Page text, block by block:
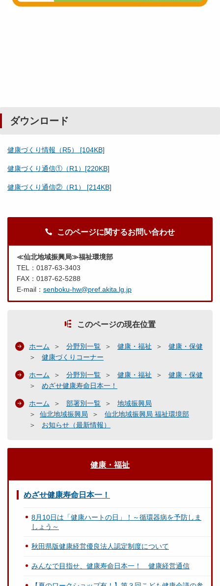
ダウンロード
健康づくり情報（R5） [104KB]
健康づくり通信①（R1）[220KB]
健康づくり通信②（R1） [214KB]
このページに関するお問い合わせ
≪仙北地域振興局≫福祉環境部
TEL：0187-63-3403
FAX：0187-62-5288
E-mail： senboku-hw@pref.akita.lg.jp
このページの現在位置
ホーム 分野別一覧 健康・福祉
健康・保健
健康づくりコーナー
ホーム 分野別一覧 健康・福祉
健康・保健
めざせ健康寿命日本一！
ホーム 部署別一覧
地域振興局
仙北地域振興局
仙北地域振興局 福祉環境部
お知らせ（最新情報）
健康・福祉
めざせ健康寿命日本一！
8月10日は「健康ハートの日」！～循環器病を予防しま
しょう～
秋田県版健康経営優良法人認定制度について
みんなで目指せ、健康寿命日本一！ 健康経営通信